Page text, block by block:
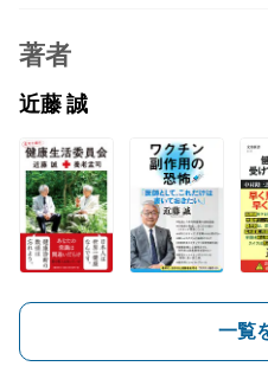
著者
近藤 誠
一覧